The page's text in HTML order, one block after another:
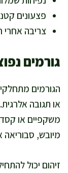
פצעונים
צריבה
גורמים
הגורמים
או תגובה
משקפיים או
מיובש, סבוריאה
זיהום יכול